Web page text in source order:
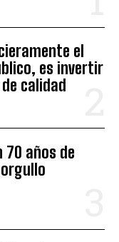
el
es invertir
calidad
70 años de